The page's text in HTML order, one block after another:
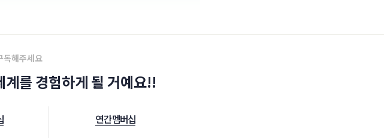
독해주세요
를 경험하게 될 거예요!!
연간 멤버십